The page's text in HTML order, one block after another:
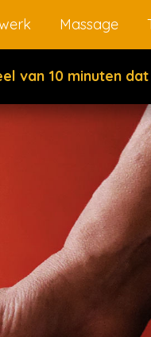
Massage
van 10 minuten